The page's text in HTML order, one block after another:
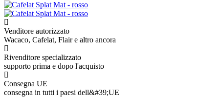
Venditore autorizzato
Wacaco, Cafelat, Flair e altro ancora
Rivenditore specializzato
supporto prima e dopo l'acquisto
Consegna UE
consegna in tutti i paesi dell&#39;UE